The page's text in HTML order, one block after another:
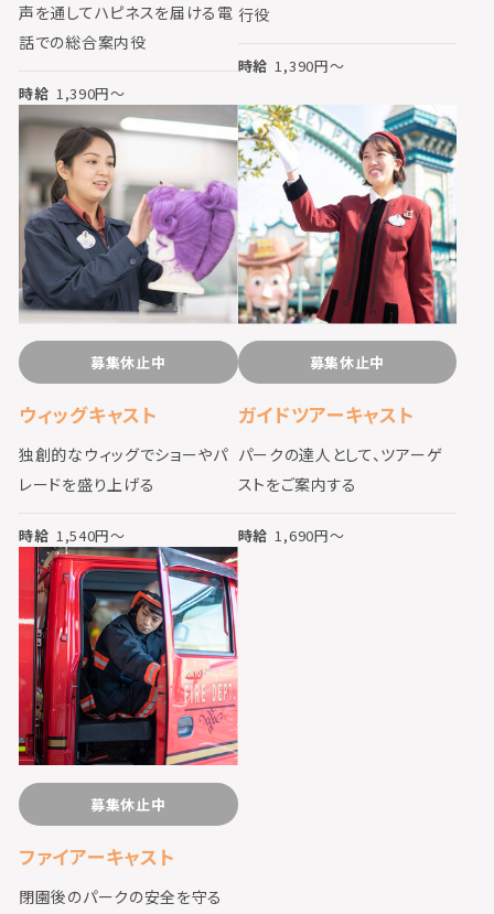
声を通してハピネスを届ける電
話での総合案内役
時給 1,390円〜
行役
時給 1,390円〜
募集休止中
ウィッグキャスト
独創的なウィッグでショーやパ
レードを盛り上げる
時給 1,540円〜
募集休止中
ガイドツアーキャスト
パークの達人として、ツアーゲ
ストをご案内する
時給 1,690円〜
募集休止中
ファイアーキャスト
閉園後のパークの安全を守る